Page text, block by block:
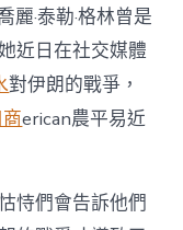
易
近
生，
平
易
近
出
現
·泰勒·格林曾是
近日在社交媒體
對伊朗的戰爭，
erican農平易近
恃們會告訴他們